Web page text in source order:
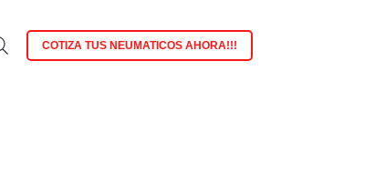
COTIZA TUS NEUMATICOS AHORA!!!